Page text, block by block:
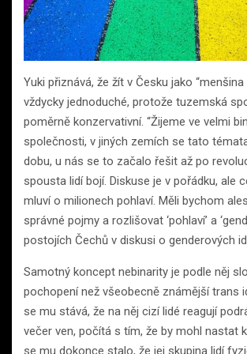
Yuki přiznává, že žít v Česku jako
vždycky jednoduché, protože tuzemská
poměrně konzervativní. “Žijeme ve velmi
společnosti, v jiných zemích se tato
dobu, u nás se to začalo řešit až po
spousta lidí bojí. Diskuse je v pořádku, ale
mluví o milionech pohlaví. Měli bychom
správné pojmy a rozlišovat ‘pohlaví’ a
postojích Čechů v diskusi o genderových
Samotný koncept nebinarity je podle něj
pochopení než všeobecně známější trans
se mu stává, že na něj cizí lidé reagují
večer ven, počítá s tím, že by mohl nastat
se mu dokonce stalo, že jej skupina lidí